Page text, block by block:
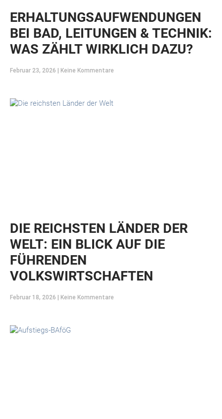
ERHALTUNGSAUFWENDUNGEN
BEI BAD, LEITUNGEN & TECHNIK:
WAS ZÄHLT WIRKLICH DAZU?
Februar 23, 2026 Keine Kommentare
DIE REICHSTEN LÄNDER DER
WELT: EIN BLICK AUF DIE
FÜHRENDEN
VOLKSWIRTSCHAFTEN
Februar 18, 2026 Keine Kommentare